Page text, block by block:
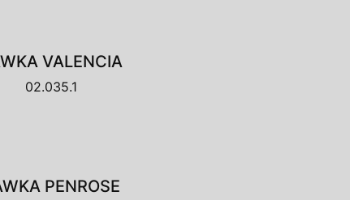
VALENCIA
02.035.1
PENROSE